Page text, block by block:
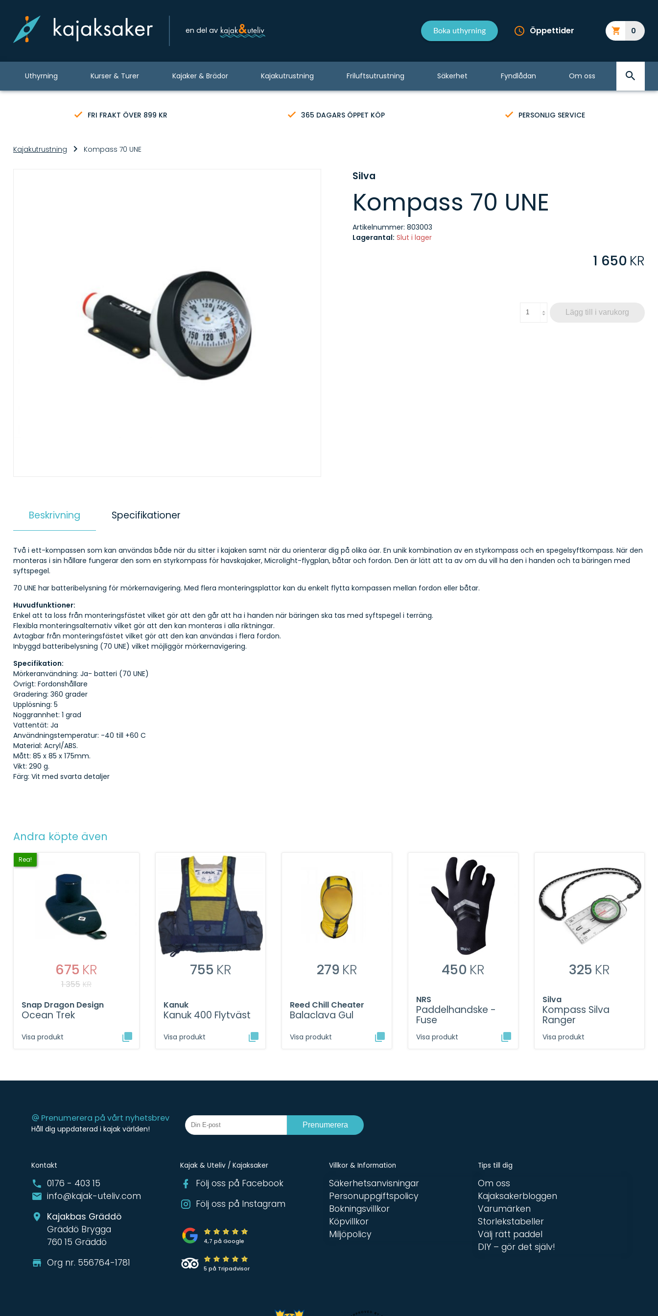
en del av Boka uthyrning Öppettider 0
Uthyrning Kurser & Turer Kajaker & Brädor Kajakutrustning Friluftsutrustning Säkerhet Fyndlådan Om oss
FRI FRAKT ÖVER 899 KR 365 DAGARS ÖPPET KÖP PERSONLIG SERVICE
Kajakutrustning Kompass 70 UNE
Silva
Kompass 70 UNE
Artikelnummer: 803003
Lagerantal: Slut i lager
1 650 KR
Lägg till i varukorg
Beskrivning Specifikationer
Två i ett-kompassen som kan användas både när du sitter i kajaken samt när du orienterar dig på olika öar. En unik kombination av en styrkompass och en spegelsyftkompass. När den
monteras i sin hållare fungerar den som en styrkompass för havskajaker, Microlight-flygplan, båtar och fordon. Den är lätt att ta av om du vill ha den i handen och ta bäringen med
syftspegel.
70 UNE har batteribelysning för mörkernavigering. Med flera monteringsplattor kan du enkelt flytta kompassen mellan fordon eller båtar.
Huvudfunktioner:
Enkel att ta loss från monteringsfästet vilket gör att den går att ha i handen när bäringen ska tas med syftspegel i terräng.
Flexibla monteringsalternativ vilket gör att den kan monteras i alla riktningar.
Avtagbar från monteringsfästet vilket gör att den kan användas i flera fordon.
Inbyggd batteribelysning (70 UNE) vilket möjliggör mörkernavigering.
Specifikation:
Mörkeranvändning: Ja- batteri (70 UNE)
Övrigt: Fordonshållare
Gradering: 360 grader
Upplösning: 5
Noggrannhet: 1 grad
Vattentät: Ja
Användningstemperatur: -40 till +60 C
Material: Acryl/ABS.
Mått: 85 x 85 x 175mm.
Vikt: 290 g.
Färg: Vit med svarta detaljer
Andra köpte även
Rea!
1 355 KR
675 KR
Snap Dragon Design
Ocean Trek
Visa produkt
755 KR
Kanuk
Kanuk 400 Flytväst
Visa produkt
279 KR
Reed Chill Cheater
Balaclava Gul
Visa produkt
450 KR
NRS
Paddelhandske -
Fuse
Visa produkt
325 KR
Silva
Kompass Silva
Ranger
Visa produkt
Prenumerera på vårt nyhetsbrev
Håll dig uppdaterad i kajak världen! Prenumerera
Kontakt
0176 - 403 15
info@kajak-uteliv.com
Kajakbas Gräddö
Gräddö Brygga
760 15 Gräddö
Org nr. 556764-1781
Kajak & Uteliv / Kajaksaker
Följ oss på Facebook
Följ oss på Instagram
4,7 på Google
5 på Tripadvisor
Villkor & Information
Säkerhetsanvisningar
Personuppgiftspolicy
Bokningsvillkor
Köpvillkor
Miljöpolicy
Tips till dig
Om oss
Kajaksakerbloggen
Varumärken
Storlekstabeller
Välj rätt paddel
DIY – gör det själv!